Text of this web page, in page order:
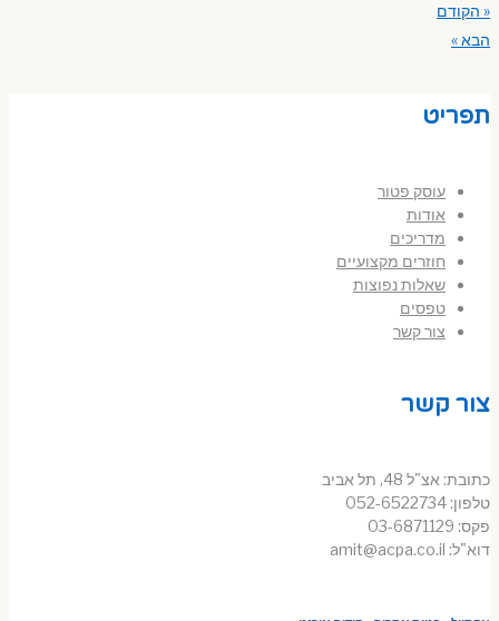
« הקודם
הבא »
תפריט
עוסק פטור
אודות
מדריכים
חוזרים מקצועיים
שאלות נפוצות
טפסים
צור קשר
צור קשר
כתובת: אצ"ל 48, תל אביב
טלפון: 052-6522734
פקס: 03-6871129
דוא"ל: amit@acpa.co.il